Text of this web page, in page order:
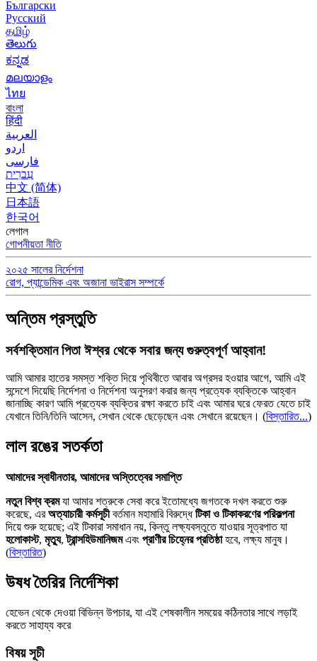
Български
Русский
தமிழ்
తెలుగు
ಕನ್ನಡ
മലയാളം
ไทย
বাংলা
हिंदी
العربية
اردو
فارسی
עִברִית
中文 (简体)
日本語
한국어
লেগাল
গোপনীয়তা নীতি
২০২৫ সালের নির্দেশনা
রোগ, প্যান্ডেমিক এবং অজানা ভাইরাস সম্পর্কে
অন্তিম প্রস্তুতি
সর্বশক্তিমান পিতা ঈশ্বর থেকে সবার জন্য গুরুত্বপূর্ণ আহ্বান!
আমি আমার হাতের সমস্ত শক্তি দিয়ে পৃথিবীতে আবার অগ্রসর হওয়ার আগে, আমি এই
সন্দেশে দিয়েছি নির্দেশনা ও নির্দেশনা অনুসরণ করার জন্য প্রত্যেক ব্যক্তিকে আহ্বান
জানাচ্ছি কারণ আমি প্রত্যেক ব্যক্তির রক্ষা করতে চাই এবং আমার ঘরে ফেরত যেতে চাই
যেখানে তিনি/তিনি আসেন, সেখান থেকে ছেড়েছেন এবং সেখানে রয়েছেন। (বিস্তারিত...)
লাল রঙের সতর্কতা
আমাদের স্বাধীনতার, আমাদের অস্তিত্বের সমাপ্তি
নতুন বিশ্ব ক্রমযা আমার শত্রুকে সেবা করে ইতোমধ্যে জগতকে দখল করতে শুরু
করেছে, এরঅত্যাচারী কর্মসূচীবর্তমান মহামারি বিরুদ্ধেটিকা ও টিকাকরণের পরিকল্পনা
দিয়ে শুরু হয়েছে; এই টিকারা সমাধান নয়, কিন্তু লক্ষ্যবস্তুতে যাওয়ার সূত্রপাত যা
হলোকাস্ট, মৃত্যু,ট্রান্সহিউমানিজমএবং প্রাণীর চিহ্নের প্রতিষ্ঠাহবে, লক্ষ্য মানুষ।
(বিস্তারিত)
উষধ তৈরির নির্দেশিকা
হেভেন থেকে দেওয়া বিভিন্ন উপচার, যা এই শেষকালীন সময়ের কঠিনতার সাথে লড়াই
করতে সাহায্য করে
বিষয় সূচী